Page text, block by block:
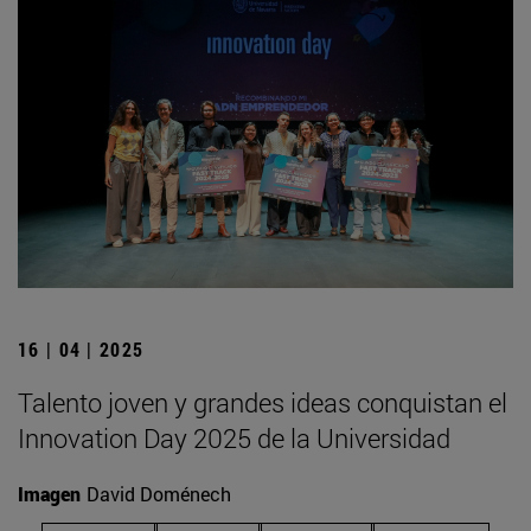
16 | 04 | 2025
Talento joven y grandes ideas conquistan el
Innovation Day 2025 de la Universidad
Imagen David Doménech